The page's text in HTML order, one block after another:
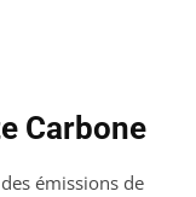
Carbone
émissions de